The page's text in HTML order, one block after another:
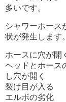
多いです。
シャワーホース
状が発生します。
ホースに穴が開
ヘッドとホース
し穴が開く
裂け目が入る
エルボの劣化